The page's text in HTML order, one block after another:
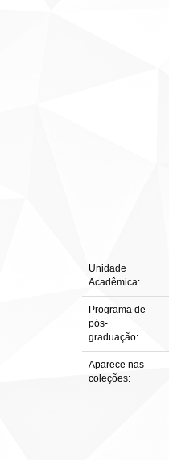
Unidade
Acadêmica:
Programa de
pós-
graduação:
Aparece nas
coleções: